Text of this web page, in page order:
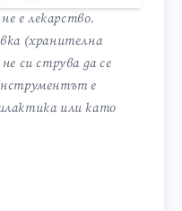
е лекарство.
(хранителна
си струва да се
е
или като